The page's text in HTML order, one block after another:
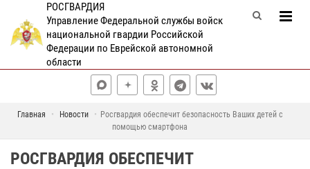
РОСГВАРДИЯ
Управление Федеральной службы войск
национальной гвардии Российской
Федерации по Еврейской автономной
области
Главная Новости
Росгвардия обеспечит безопасность Ваших детей с
помощью смартфона
РОСГВАРДИЯ ОБЕСПЕЧИТ